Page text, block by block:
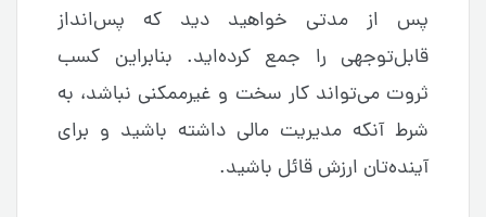
پس از مدتی خواهید دید که پس‌‌انداز
قابل‌توجهی را جمع کرده‌‌اید. بنابراین کسب
ثروت می‌تواند کار سخت و غیرممکنی نباشد، به
شرط آنکه مدیریت مالی داشته باشید و برای
آینده‌تان ارزش قائل باشید.